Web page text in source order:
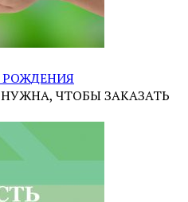
РОЖДЕНИЯ
ЧТОБЫ ЗАКАЗАТЬ